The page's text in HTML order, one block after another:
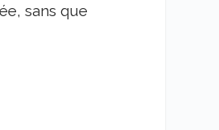
sans que